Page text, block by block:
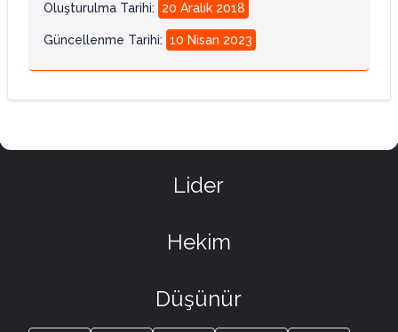
Oluşturulma Tarihi: 20 Aralık 2018
Güncellenme Tarihi: 10 Nisan 2023
Lider
Hekim
Düşünür